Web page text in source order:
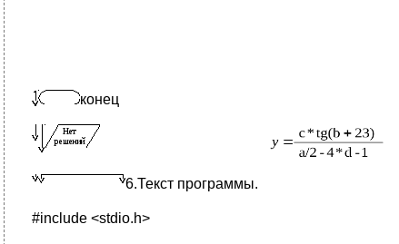
конец
6.Текст программы.
#include <stdio.h>